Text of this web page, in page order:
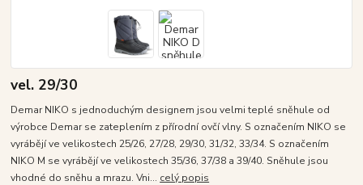
vel. 29/30
Demar NIKO s jednoduchým designem jsou velmi teplé sněhule od
výrobce Demar se zateplením z přírodní ovčí vlny. S označením NIKO se
vyrábějí ve velikostech 25/26, 27/28, 29/30, 31/32, 33/34. S označením
NIKO M se vyrábějí ve velikostech 35/36, 37/38 a 39/40. Sněhule jsou
vhodné do sněhu a mrazu. Vni... celý popis